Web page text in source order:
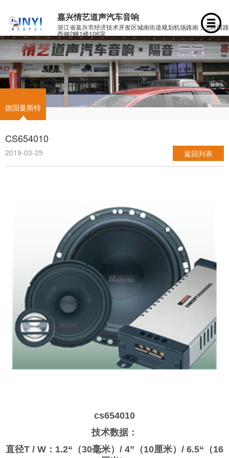
嘉兴情艺道声汽车音响
浙江省嘉兴市经济技术开发区城南街道规划机场路南，三环西路
西侧2幢1楼106室
德国曼斯特
CS654010
2019-03-25 返回列表
cs654010
技术数据：
直径T / W：1.2“（30毫米）/ 4”（10厘米）/ 6.5“（16